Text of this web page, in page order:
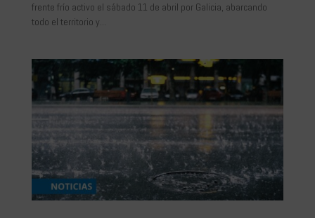
frente frío activo el sábado 11 de abril por Galicia, abarcando
todo el territorio y...